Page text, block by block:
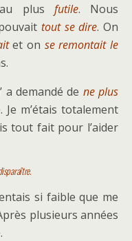
plus futile. Nous
tout se dire. On
et on se remontait le
a demandé de ne plus
m’étais totalement
tout fait pour l’aider
si faible que me
plusieurs années